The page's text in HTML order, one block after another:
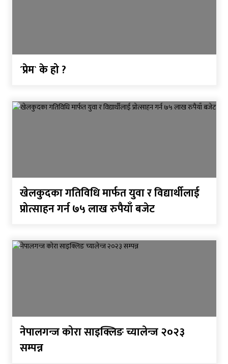
´प्रेम` के हो ?
खेलकुदका गतिविधि मार्फत युवा र विद्यार्थीलाई
प्रोत्साहन गर्न ७५ लाख रुपैयाँ बजेट
नेपालगन्ज कोरा साइक्लिङ च्यालेन्ज २०२३
सम्पन्न